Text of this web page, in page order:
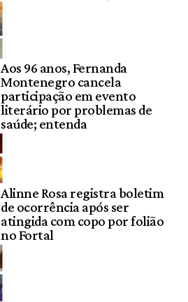
Aos 96 anos, Fernanda
Montenegro cancela
participação em evento
literário por problemas de
saúde; entenda
Alinne Rosa registra boletim
de ocorrência após ser
atingida com copo por folião
no Fortal